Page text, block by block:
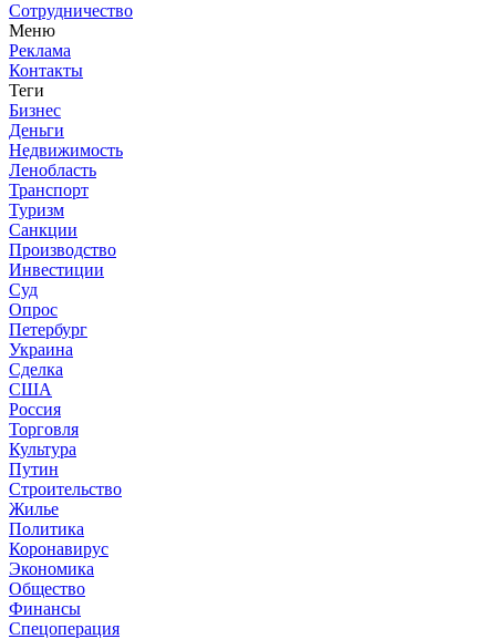
Сотрудничество
Меню
Реклама
Контакты
Теги
Бизнес
Деньги
Недвижимость
Ленобласть
Транспорт
Туризм
Санкции
Производство
Инвестиции
Суд
Опрос
Петербург
Украина
Сделка
США
Россия
Торговля
Культура
Путин
Строительство
Жилье
Политика
Коронавирус
Экономика
Общество
Финансы
Спецоперация